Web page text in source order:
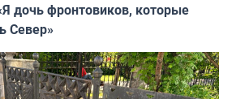
дочь фронтовиков, которые
Север»